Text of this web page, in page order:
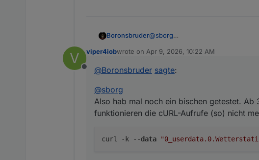
Boronsbruder@sborg
cURL-Aufrufe (so) nicht mehr.
zum Beispiel friert ein.
über Browser geht aber problemlos.
Nach dem ich die Authenifizierung
3.6.1 lief die Fehler aufgetaucht.
Aber sonst scheint bei mir die
V
Offline
viper4iobwrote on Apr 9, 2026, 10:22 AM
last edited by
@Boronsbruder sagte:
@sborg
Also hab mal noch ein bischen getestet.
funktionieren die cURL-Aufrufe (so) nicht
curl -k --data